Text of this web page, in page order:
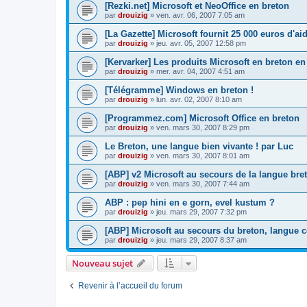
[Rezki.net] Microsoft et NeoOffice en breton
par drouizig » ven. avr. 06, 2007 7:05 am
[La Gazette] Microsoft fournit 25 000 euros
par drouizig » jeu. avr. 05, 2007 12:58 pm
[Kervarker] Les produits Microsoft en breton
par drouizig » mer. avr. 04, 2007 4:51 am
[Télégramme] Windows en breton !
par drouizig » lun. avr. 02, 2007 8:10 am
[Programmez.com] Microsoft Office en breton
par drouizig » ven. mars 30, 2007 8:29 pm
Le Breton, une langue bien vivante ! par Luc
par drouizig » ven. mars 30, 2007 8:01 am
[ABP] v2 Microsoft au secours de la langue
par drouizig » ven. mars 30, 2007 7:44 am
ABP : pep hini en e gorn, evel kustum ?
par drouizig » jeu. mars 29, 2007 7:32 pm
[ABP] Microsoft au secours du breton, langue
par drouizig » jeu. mars 29, 2007 8:37 am
Nouveau sujet
Revenir à l’accueil du forum